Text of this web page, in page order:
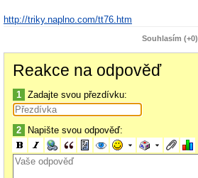
http://triky.naplno.com/tt76.htm
Souhlasím (+0)
Reakce na odpověď
1 Zadajte svou přezdívku:
2 Napište svou odpověď: